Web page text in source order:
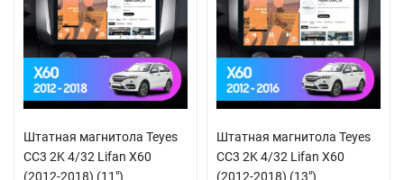
Штатная магнитола Teyes
CC3 2K 4/32 Lifan X60
(2012-2018) (11")
Штатная магнитола Teyes
CC3 2K 4/32 Lifan X60
(2012-2018) (13")